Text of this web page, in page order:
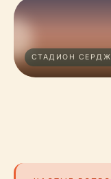
СТАДИОН